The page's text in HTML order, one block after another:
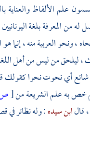
علم الألفاظ
من المعرفة بلغةاليونانيين
، ونحو العربية منه ، إنما
ليلحق من ليس من أهل اللغة
شائع أي نحوت نحوا
خص به علم الشريعة من[
قالابن سيده: وله نظائر في